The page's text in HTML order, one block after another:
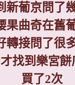
新葡京問了
果曲奇在舊
轉接問了很
才找到樂宮餅
買了2次